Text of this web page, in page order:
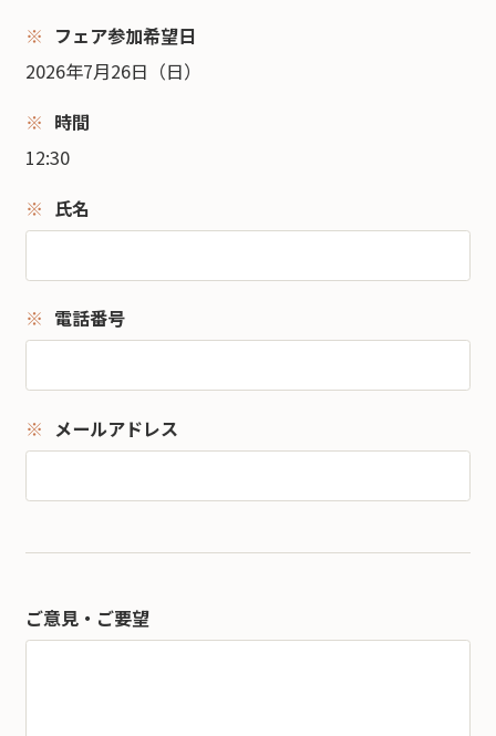
フェア参加希望日
2026年7月26日（日）
時間
12:30
氏名
電話番号
メールアドレス
ご意見・ご要望